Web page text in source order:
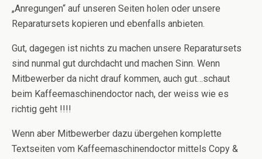
„Anregungen“ auf unseren Seiten holen oder unsere
Reparatursets kopieren und ebenfalls anbieten.
Gut, dagegen ist nichts zu machen unsere Reparatursets
sind nunmal gut durchdacht und machen Sinn. Wenn
Mitbewerber da nicht drauf kommen, auch gut…schaut
beim Kaffeemaschinendoctor nach, der weiss wie es
richtig geht !!!!
Wenn aber Mitbewerber dazu übergehen komplette
Textseiten vom Kaffeemaschinendoctor mittels Copy &